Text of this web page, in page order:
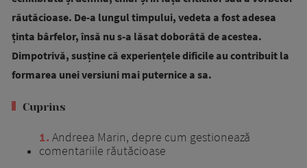
răutăcioase. De-a lungul timpului, vedeta a fost adesea
ținta bârfelor, însă nu s-a lăsat doborâtă de acestea.
Dimpotrivă, susține că experiențele dificile au contribuit la
formarea unei versiuni mai puternice a sa.
Cuprins
1 Andreea Marin, depre cum gestionează
comentariile răutăcioase